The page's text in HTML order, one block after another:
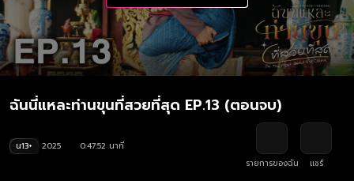
ฉันนี่แหละท่านขุนที่สวยที่สุด EP.13 (ตอนจบ)
น13+ 2025
0:47:52 นาที
รายการของฉัน
แชร์